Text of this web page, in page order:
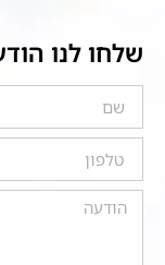
שלחו לנו